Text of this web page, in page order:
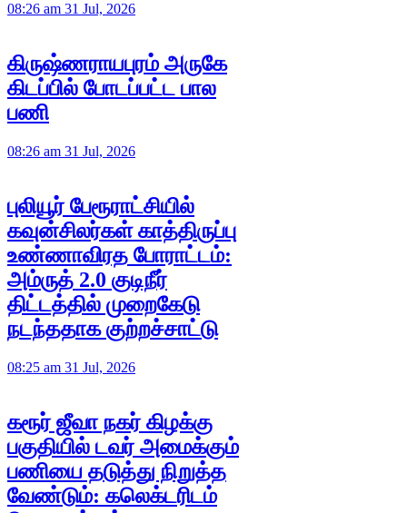
08:26 am 31 Jul, 2026
கிருஷ்ணராயபுரம் அருகே
கிடப்பில் போடப்பட்ட பால
பணி
08:26 am 31 Jul, 2026
புலியூர் பேரூராட்சியில்
கவுன்சிலர்கள் காத்திருப்பு
உண்ணாவிரத போராட்டம்:
அம்ருத் 2.0 குடிநீர்
திட்டத்தில் முறைகேடு
நடந்ததாக குற்றச்சாட்டு
08:25 am 31 Jul, 2026
கரூர் ஜீவா நகர் கிழக்கு
பகுதியில் டவர் அமைக்கும்
பணியை தடுத்து நிறுத்த
வேண்டும்: கலெக்டரிடம்